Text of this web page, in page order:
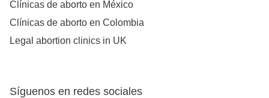
Clínicas de aborto en México
Clínicas de aborto en Colombia
Legal abortion clinics in UK
Síguenos en redes sociales